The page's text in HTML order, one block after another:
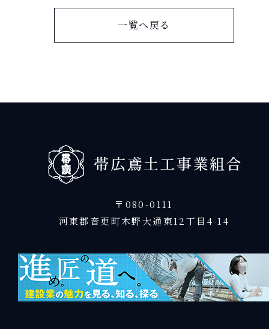
一覧へ戻る
〒080-0111
河東郡音更町木野大通東12丁目4-14